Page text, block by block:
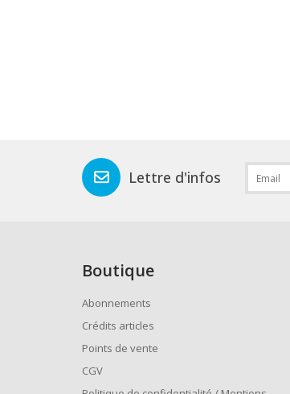
Lettre d'infos
Boutique
Abonnements
Crédits articles
Points de vente
CGV